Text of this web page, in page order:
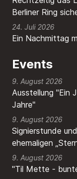
Berliner Ring
Ein Nachmittag
24. Juli 2026
Events
9. August 2026
Ausstellung "Ein
Jahre"
9. August 2026
Signierstunde
ehemaligen
9. August 2026
"Til Mette -